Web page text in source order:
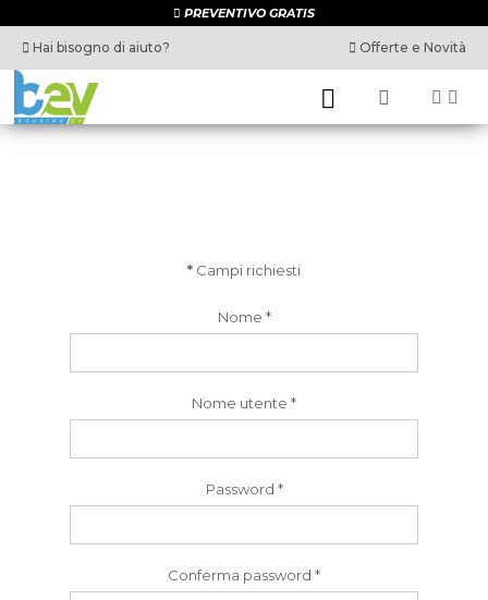
PREVENTIVO GRATIS
Hai bisogno di aiuto? Offerte e Novità
* Campi richiesti
Nome *
Nome utente *
Password *
Conferma password *